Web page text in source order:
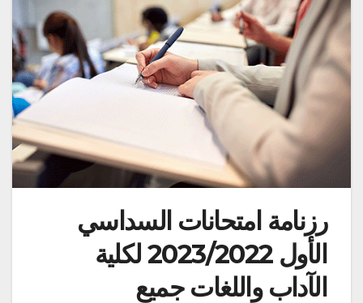
رزنامة امتحانات السداسي
الأول 2023/2022 لكلية
الآداب واللغات جميع